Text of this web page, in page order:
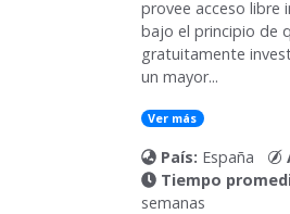
provee acceso libre
bajo el principio de
gratuitamente
un mayor...
Ver más
País: España
Tiempo
semanas